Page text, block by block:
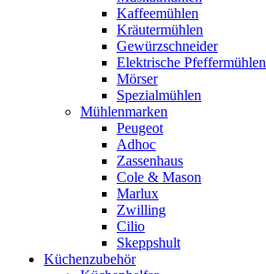
Kaffeemühlen
Kräutermühlen
Gewürzschneider
Elektrische Pfeffermühlen
Mörser
Spezialmühlen
Mühlenmarken
Peugeot
Adhoc
Zassenhaus
Cole & Mason
Marlux
Zwilling
Cilio
Skeppshult
Küchenzubehör